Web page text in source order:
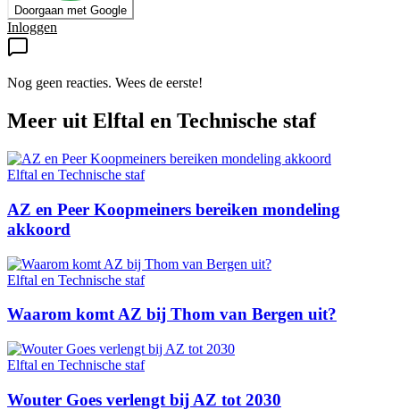
Doorgaan met Google
Inloggen
Nog geen reacties. Wees de eerste!
Meer uit Elftal en Technische staf
Elftal en Technische staf
AZ en Peer Koopmeiners bereiken mondeling
akkoord
Elftal en Technische staf
Waarom komt AZ bij Thom van Bergen uit?
Elftal en Technische staf
Wouter Goes verlengt bij AZ tot 2030